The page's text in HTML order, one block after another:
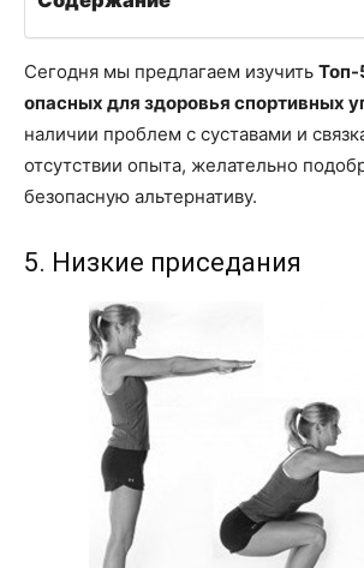
Сегодня мы предлагаем изучить
опасных для здоровья спортивных
наличии проблем с суставами и
отсутствии опыта, желательно
безопасную альтернативу.
5. Низкие приседания